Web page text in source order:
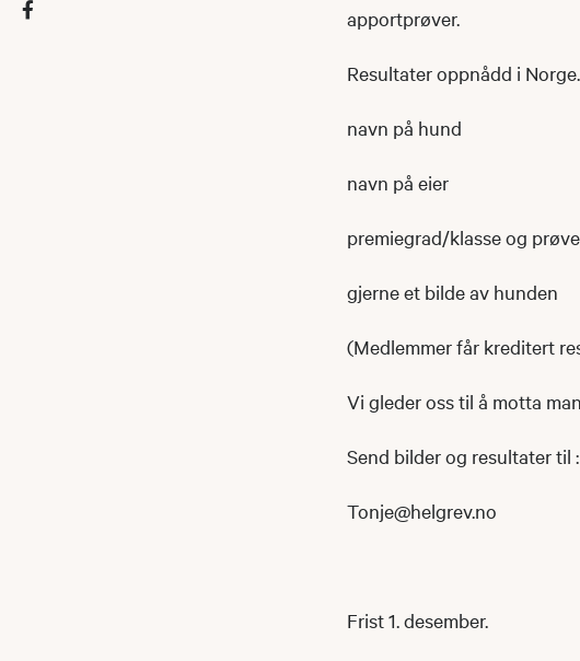
apportprøver.
Resultater oppnådd i Norge.
navn på hund
navn på eier
premiegrad/klasse og
gjerne et bilde av hunden
(Medlemmer får kreditert
Vi gleder oss til å motta
Send bilder og resultater til :
Tonje@helgrev.no
Frist 1. desember.